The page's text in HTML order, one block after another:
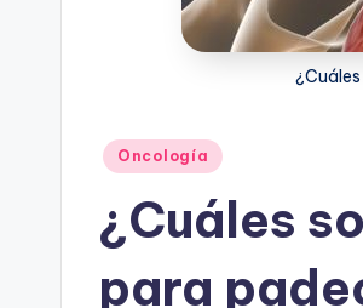
Publicado
Oncología
¿Cuáles
para